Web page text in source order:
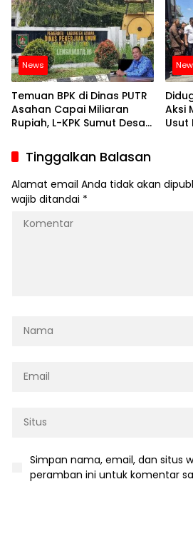
News
Temuan BPK di Dinas PUTR
Asahan Capai Miliaran
Rupiah, L-KPK Sumut Desak
Aksi
Usut
Tinggalkan Balasan
Alamat email Anda tidak akan
wajib ditandai *
Simpan nama, email, dan situs
peramban ini untuk komentar